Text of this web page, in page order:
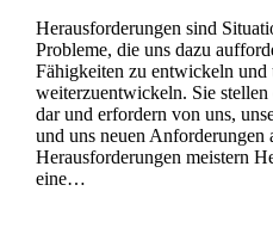
Herausforderungen sind
Probleme, die uns dazu
Fähigkeiten zu entwickeln und
weiterzuentwickeln. Sie
dar und erfordern von uns,
und uns neuen Anforderungen
Herausforderungen meistern
eine…